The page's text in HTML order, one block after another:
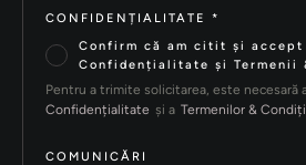
CONFIDENȚIALITATE *
Confirm că am citit și accept
Confidențialitate și Termenii
Pentru a trimite solicitarea, este necesară
Confidențialitate și a Termenilor &
COMUNICĂRI